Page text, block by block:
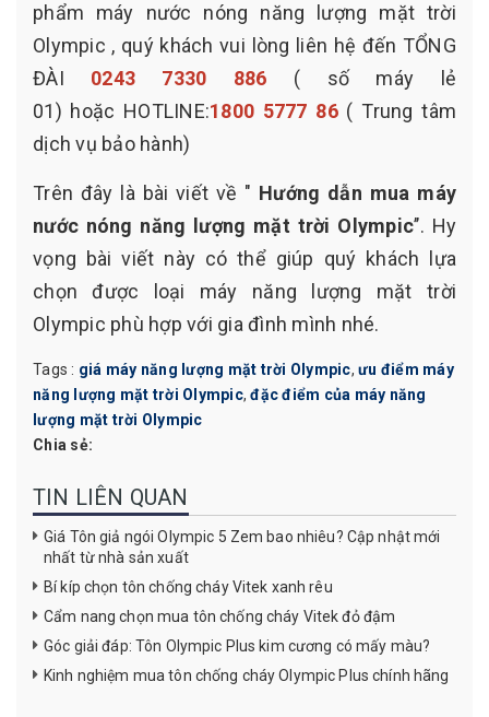
phẩm máy nước nóng năng lượng mặt trời
Olympic , quý khách vui lòng liên hệ đến TỔNG
ĐÀI 0243 7330 886 ( số máy lẻ
01) hoặc HOTLINE:1800 5777 86( Trung tâm
dịch vụ bảo hành)
Trên đây là bài viết về " Hướng dẫn mua máy
nước nóng năng lượng mặt trời Olympic’’. Hy
vọng bài viết này có thể giúp quý khách lựa
chọn được loại máy năng lượng mặt trời
Olympic phù hợp với gia đình mình nhé.
Tags : giá máy năng lượng mặt trời Olympic, ưu điểm máy
năng lượng mặt trời Olympic,đặc điểm của máy năng
lượng mặt trời Olympic
Chia sẻ:
TIN LIÊN QUAN
Giá Tôn giả ngói Olympic 5 Zem bao nhiêu? Cập nhật mới
nhất từ nhà sản xuất
Bí kíp chọn tôn chống cháy Vitek xanh rêu
Cẩm nang chọn mua tôn chống cháy Vitek đỏ đậm
Góc giải đáp: Tôn Olympic Plus kim cương có mấy màu?
Kinh nghiệm mua tôn chống cháy Olympic Plus chính hãng